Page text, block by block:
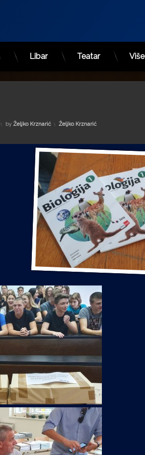
Libar Teatar Više
by Željko Krznarić Kategorije:
Željko Krznarić